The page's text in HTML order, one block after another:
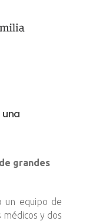
una
grandes
un equipo de
y dos